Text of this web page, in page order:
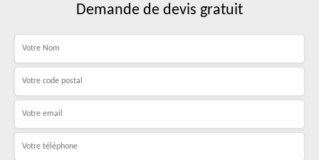
Demande de devis gratuit